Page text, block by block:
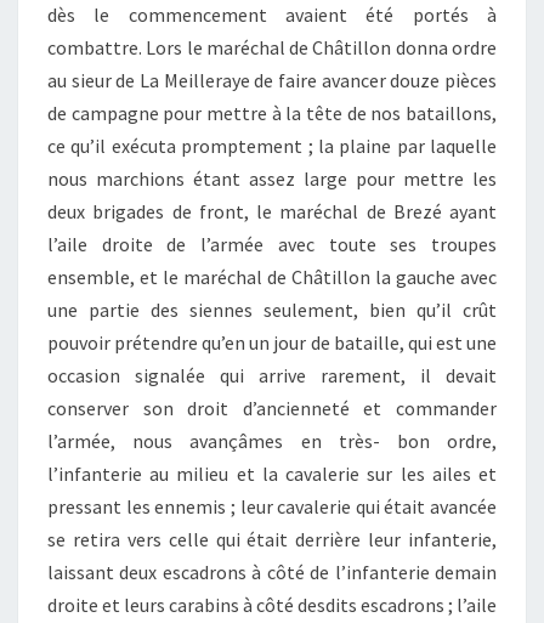
dès le commencement avaient été portés à
combattre. Lors le maréchal de Châtillon donna ordre
au sieur de La Meilleraye de faire avancer douze pièces
de campagne pour mettre à la tête de nos bataillons,
ce qu’il exécuta promptement ; la plaine par laquelle
nous marchions étant assez large pour mettre les
deux brigades de front, le maréchal de Brezé ayant
l’aile droite de l’armée avec toute ses troupes
ensemble, et le maréchal de Châtillon la gauche avec
une partie des siennes seulement, bien qu’il crût
pouvoir prétendre qu’en un jour de bataille, qui est une
occasion signalée qui arrive rarement, il devait
conserver son droit d’ancienneté et commander
l’armée, nous avançâmes en très- bon ordre,
l’infanterie au milieu et la cavalerie sur les ailes et
pressant les ennemis ; leur cavalerie qui était avancée
se retira vers celle qui était derrière leur infanterie,
laissant deux escadrons à côté de l’infanterie demain
droite et leurs carabins à côté desdits escadrons ; l’aile